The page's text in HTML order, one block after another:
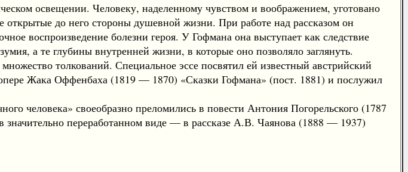
освещении. Человеку, наделенному чувством и воображением, уготовано
открытые до него стороны душевной жизни. При работе над рассказом он
воспроизведение болезни героя. У Гофмана она выступает как следствие
а те глубины внутренней жизни, в которые оно позволяло заглянуть.
толкований. Специальное эссе посвятил ей известный австрийский
Жака Оффенбаха (1819 — 1870) «Сказки Гофмана» (пост. 1881) и послужил
человека» своеобразно преломились в повести Антония Погорельского (1787
переработанном виде — в рассказе А.В. Чаянова (1888 — 1937)